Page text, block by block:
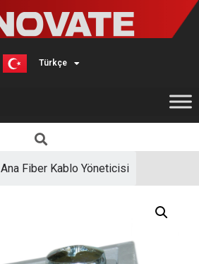
Türkçe
English
Ana Fiber Kablo Yöneticisi